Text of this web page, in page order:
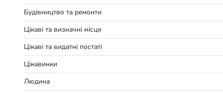
Будівництво та ремонти
Цікаві та визначні місця
Цікаві та видатні постаті
Цікавинки
Людина